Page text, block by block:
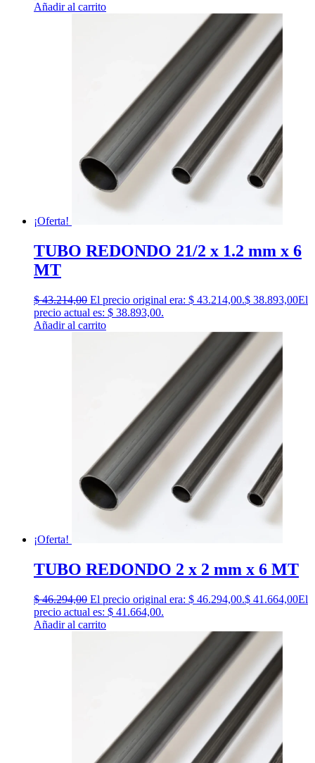
Añadir al carrito
¡Oferta!
TUBO REDONDO 21/2 x 1.2 mm x 6
MT
$43.214,00 El precio original era: $ 43.214,00.$ 38.893,00El
precio actual es: $ 38.893,00.
Añadir al carrito
¡Oferta!
TUBO REDONDO 2 x 2 mm x 6 MT
$46.294,00 El precio original era: $ 46.294,00.$ 41.664,00El
precio actual es: $ 41.664,00.
Añadir al carrito